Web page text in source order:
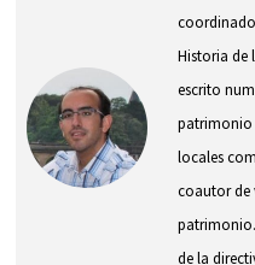
Historia de
escrito
patrimonio
locales
coautor de
de la